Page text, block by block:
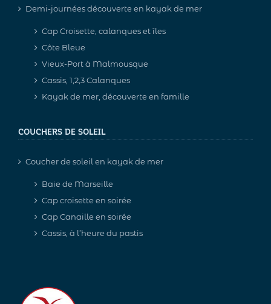
Demi-journées découverte en kayak de mer
Cap Croisette, calanques et îles
Côte Bleue
Vieux-Port à Malmousque
Cassis, 1,2,3 Calanques
Kayak de mer, découverte en famille
COUCHERS DE SOLEIL
Coucher de soleil en kayak de mer
Baie de Marseille
Cap croisette en soirée
Cap Canaille en soirée
Cassis, à l’heure du pastis